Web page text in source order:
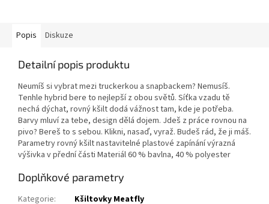
Popis Diskuze
Detailní popis produktu
Neumíš si vybrat mezi truckerkou a snapbackem? Nemusíš.
Tenhle hybrid bere to nejlepší z obou světů. Síťka vzadu tě
nechá dýchat, rovný kšilt dodá vážnost tam, kde je potřeba.
Barvy mluví za tebe, design dělá dojem. Jdeš z práce rovnou na
pivo? Bereš to s sebou. Klikni, nasaď, vyraž. Budeš rád, že ji máš.
Parametry rovný kšilt nastavitelné plastové zapínání výrazná
výšivka v přední části Materiál 60 % bavlna, 40 % polyester
Doplňkové parametry
Kategorie:
Kšiltovky Meatfly